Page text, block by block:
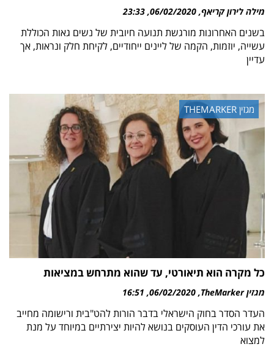
מילה לירון קריאף 06/02/2020
23:33
בשנים האחרונות מורגשת תנועה חיובית של נשים גאות הכוללת
עשייה, יוזמות, הקמה של ליינים ייחודיים, לקיחת חלק ונראות, אך
עדיין
מגזין THEMARKER
כל מקרה הוא תיאורטי, עד שהוא מתרחש במציאות
מגזין TheMarker 06/02/2020
16:51
העדר הסדר בחוק הישראלי בדבר הורות להט"בית ורישומה מחייב
את עורכי הדין העוסקים בנושא להיות יצירתיים במיוחד על מנת
למצוא